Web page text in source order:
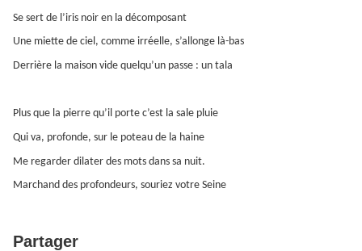
Se sert de l’iris noir en la décomposant
Une miette de ciel, comme irréelle, s’allonge là-bas
Derrière la maison vide quelqu’un passe : un tala
Plus que la pierre qu’il porte c’est la sale pluie
Qui va, profonde, sur le poteau de la haine
Me regarder dilater des mots dans sa nuit.
Marchand des profondeurs, souriez votre Seine
Partager